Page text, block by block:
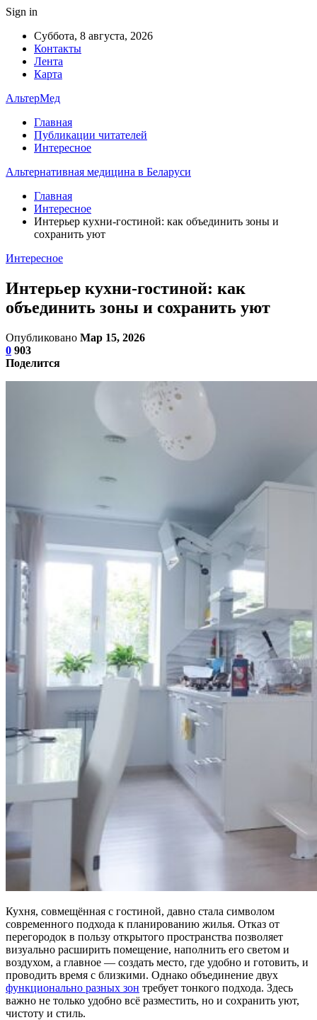
Sign in
Суббота, 8 августа, 2026
Контакты
Лента
Карта
АльтерМед
Главная
Публикации читателей
Интересное
Альтернативная медицина в Беларуси
Главная
Интересное
Интерьер кухни-гостиной: как объединить зоны и
сохранить уют
Интересное
Интерьер кухни-гостиной: как
объединить зоны и сохранить уют
Опубликовано Мар 15, 2026
0 903
Поделится
Кухня, совмещённая с гостиной, давно стала символом
современного подхода к планированию жилья. Отказ от
перегородок в пользу открытого пространства позволяет
визуально расширить помещение, наполнить его светом и
воздухом, а главное — создать место, где удобно и готовить, и
проводить время с близкими. Однако объединение двух
функционально разных зон требует тонкого подхода. Здесь
важно не только удобно всё разместить, но и сохранить уют,
чистоту и стиль.